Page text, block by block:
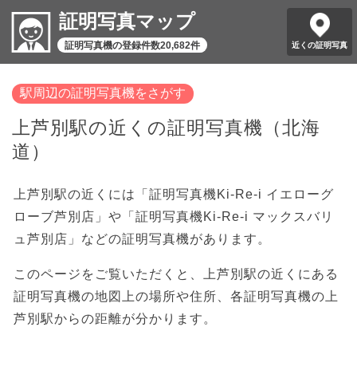
証明写真マップ
証明写真機の登録件数20,682件 近くの証明写真
駅周辺の証明写真機をさがす
上芦別駅の近くの証明写真機（北海
道）
上芦別駅の近くには「証明写真機Ki-Re-i イエローグ
ローブ芦別店」や「証明写真機Ki-Re-i マックスバリ
ュ芦別店」などの証明写真機があります。
このページをご覧いただくと、上芦別駅の近くにある
証明写真機の地図上の場所や住所、各証明写真機の上
芦別駅からの距離が分かります。